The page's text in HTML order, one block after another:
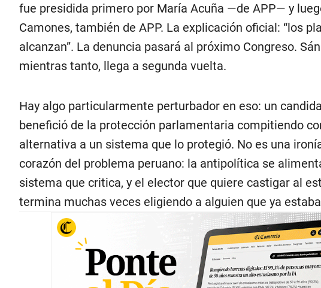
fue presidida primero por María Acuña —de APP— y
Camones, también de APP. La explicación oficial: “los
alcanzan”. La denuncia pasará al próximo Congreso.
mientras tanto, llega a segunda vuelta.
Hay algo particularmente perturbador en eso: un
benefició de la protección parlamentaria compitiendo
alternativa a un sistema que lo protegió. No es una
corazón del problema peruano: la antipolítica se
sistema que critica, y el elector que quiere castigar al
termina muchas veces eligiendo a alguien que ya